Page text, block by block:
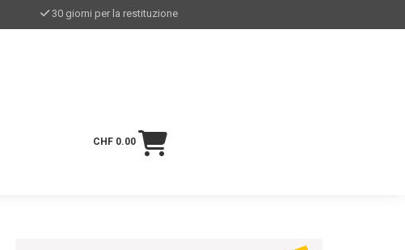
30 giorni per la restituzione
CHF 0.00